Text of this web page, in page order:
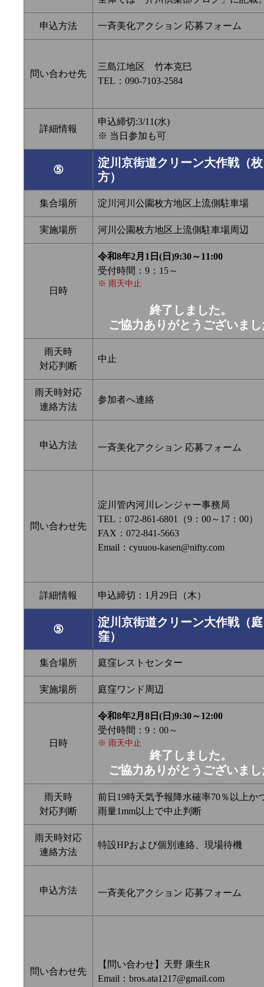
申込方法 一斉美化アクション 応募フォーム
問い合わせ先
三島江地区 竹本克巳
TEL：090-7103-2584
詳細情報
申込締切:3/11(水)
※ 当日参加も可
⑤
淀川京街道クリーン大作戦（枚
方）
集合場所 淀川河川公園枚方地区上流側駐車場
実施場所 河川公園枚方地区上流側駐車場周辺
日時
令和8年2月1日(日)9:30～11:00
受付時間：9：15～
※ 雨天中止
終了しました。
ご協力ありがとうございま
雨天時
対応判断
中止
雨天時対応
連絡方法
参加者へ連絡
申込方法 一斉美化アクション 応募フォーム
問い合わせ先
淀川管内河川レンジャー事務局
TEL：072-861-6801（9：00～17：00）
FAX：072-841-5663
Email：cyuuou-kasen@nifty.com
詳細情報 申込締切：1月29日（木）
⑤
淀川京街道クリーン大作戦（庭
窪）
集合場所 庭窪レストセンター
実施場所 庭窪ワンド周辺
日時
令和8年2月8日(日)9:30～12:00
受付時間：9：00～
※ 雨天中止
終了しました。
ご協力ありがとうございま
雨天時
対応判断
前日19時天気予報降水確率70％以上か
雨量1mm以上で中止判断
雨天時対応
連絡方法
特設HPおよび個別連絡、現場待機
申込方法 一斉美化アクション 応募フォーム
問い合わせ先
【問い合わせ】天野 康生R
Email：bros.ata1217@gmail.com